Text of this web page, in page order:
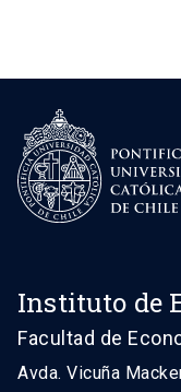
Instituto de
Facultad de
Avda. Vicuña